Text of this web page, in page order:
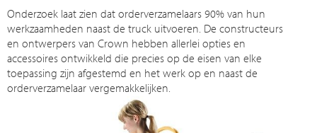
Onderzoek laat zien dat orderverzamelaars 90% van hun
werkzaamheden naast de truck uitvoeren. De constructeurs
en ontwerpers van Crown hebben allerlei opties en
accessoires ontwikkeld die precies op de eisen van elke
toepassing zijn afgestemd en het werk op en naast de
orderverzamelaar vergemakkelijken.